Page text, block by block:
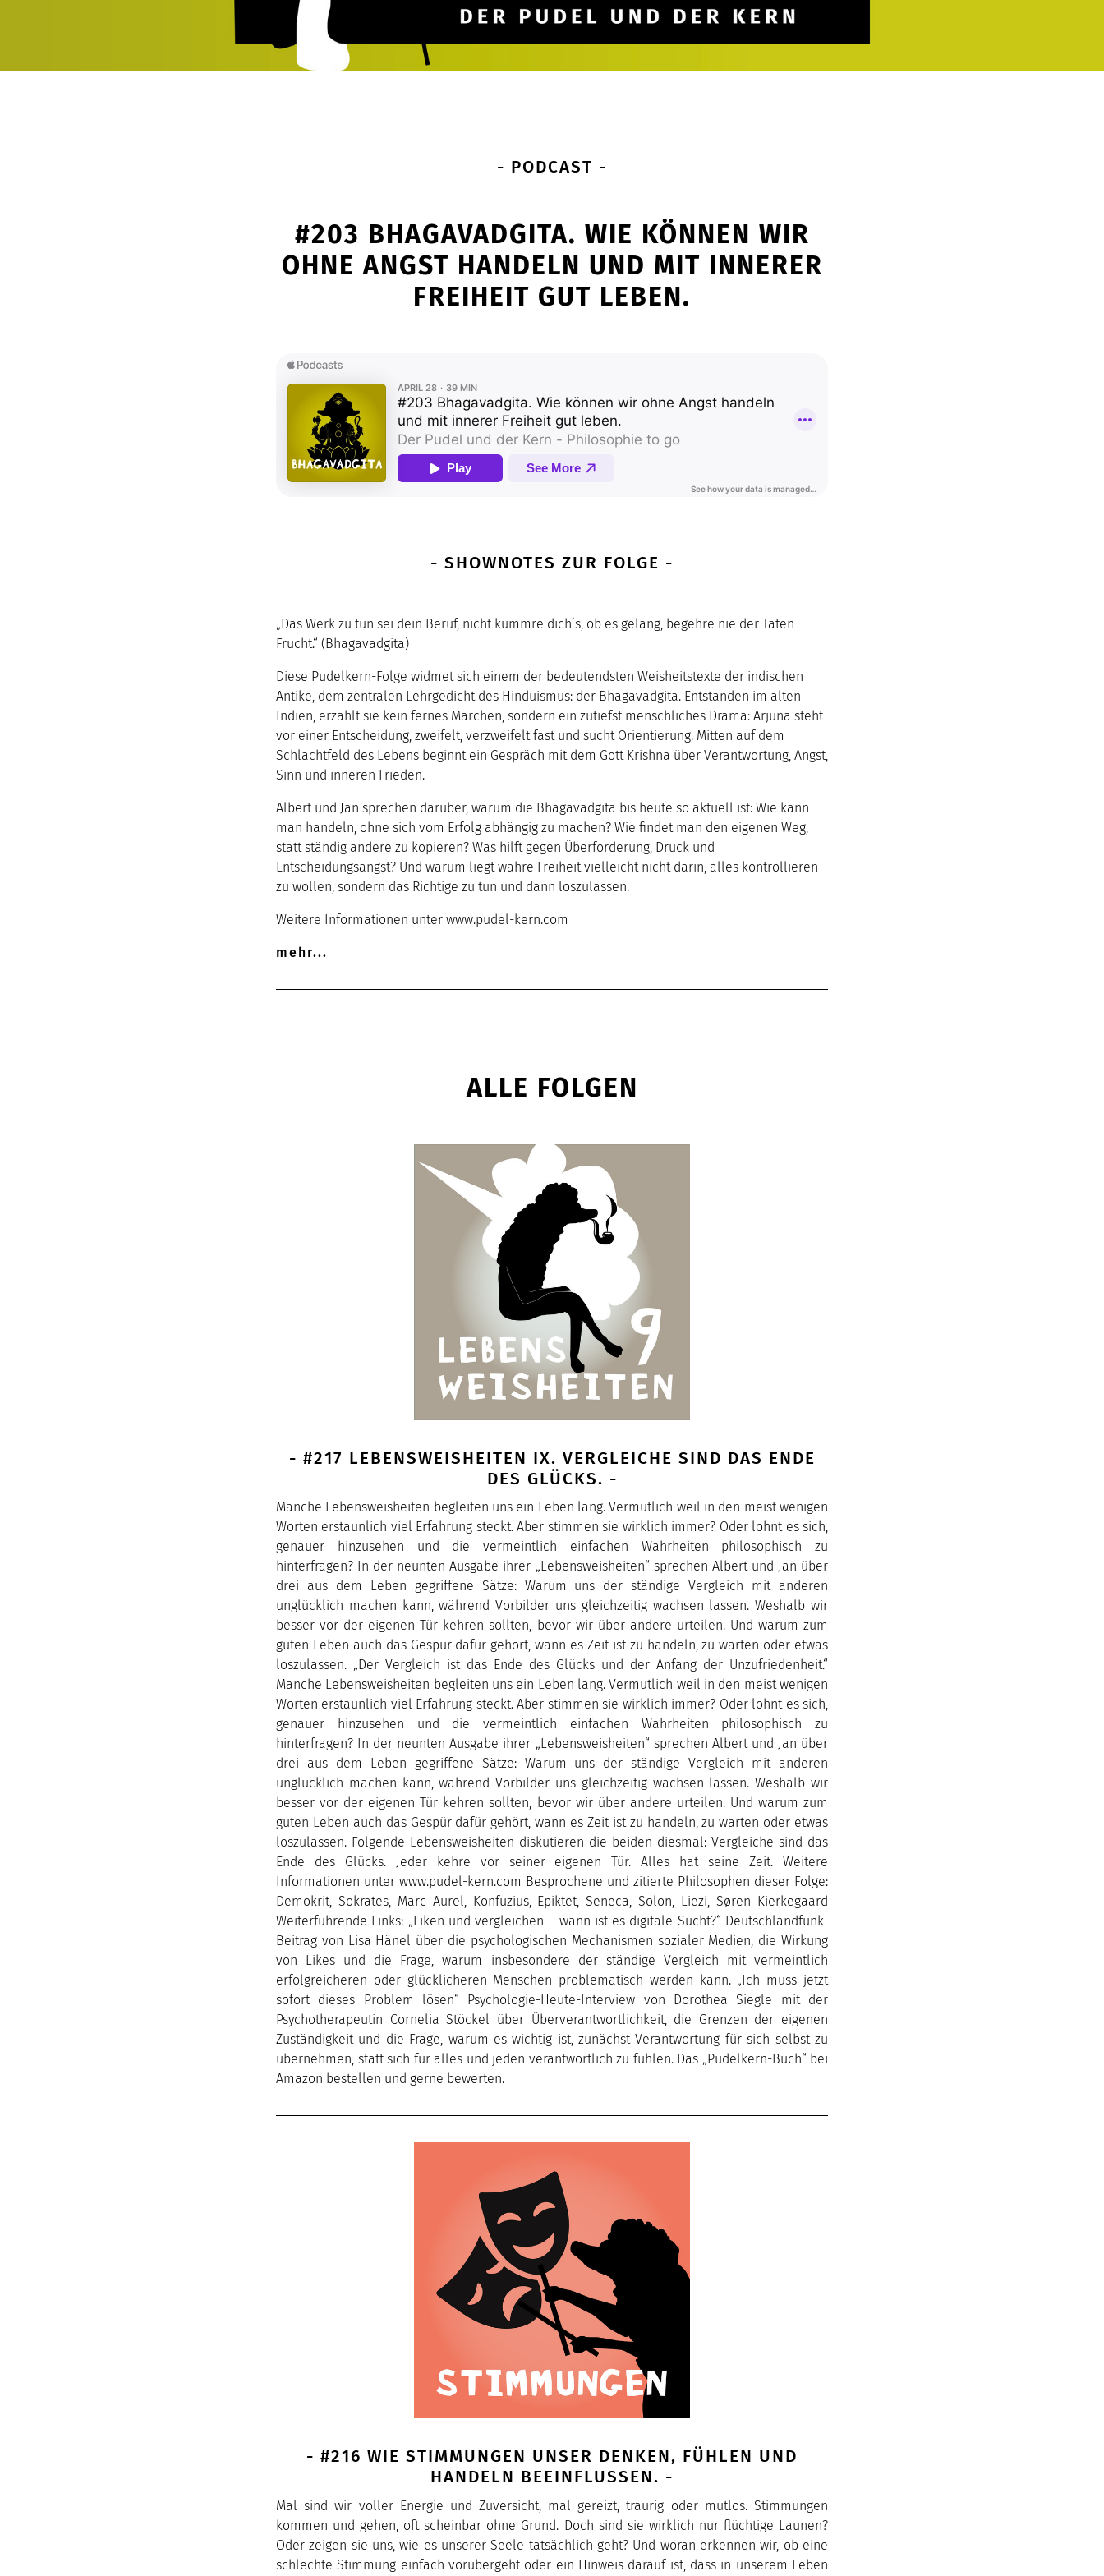
- PODCAST -
#203 BHAGAVADGITA. WIE KÖNNEN WIR
OHNE ANGST HANDELN UND MIT INNERER
FREIHEIT GUT LEBEN.
- SHOWNOTES ZUR FOLGE -
„Das Werk zu tun sei dein Beruf, nicht kümmre dich’s, ob es gelang, begehre nie der Taten
Frucht.“ (Bhagavadgita)
Diese Pudelkern-Folge widmet sich einem der bedeutendsten Weisheitstexte der indischen
Antike, dem zentralen Lehrgedicht des Hinduismus: der Bhagavadgita. Entstanden im alten
Indien, erzählt sie kein fernes Märchen, sondern ein zutiefst menschliches Drama: Arjuna steht
vor einer Entscheidung, zweifelt, verzweifelt fast und sucht Orientierung. Mitten auf dem
Schlachtfeld des Lebens beginnt ein Gespräch mit dem Gott Krishna über Verantwortung, Angst,
Sinn und inneren Frieden.
Albert und Jan sprechen darüber, warum die Bhagavadgita bis heute so aktuell ist: Wie kann
man handeln, ohne sich vom Erfolg abhängig zu machen? Wie findet man den eigenen Weg,
statt ständig andere zu kopieren? Was hilft gegen Überforderung, Druck und
Entscheidungsangst? Und warum liegt wahre Freiheit vielleicht nicht darin, alles kontrollieren
zu wollen, sondern das Richtige zu tun und dann loszulassen.
Weitere Informationen unter www.pudel-kern.com
mehr...
ALLE FOLGEN
- #217 LEBENSWEISHEITEN IX. VERGLEICHE SIND DAS ENDE
DES GLÜCKS. -
Manche Lebensweisheiten begleiten uns ein Leben lang. Vermutlich weil in den meist wenigen
Worten erstaunlich viel Erfahrung steckt. Aber stimmen sie wirklich immer? Oder lohnt es sich,
genauer hinzusehen und die vermeintlich einfachen Wahrheiten philosophisch zu
hinterfragen? In der neunten Ausgabe ihrer „Lebensweisheiten“ sprechen Albert und Jan über
drei aus dem Leben gegriffene Sätze: Warum uns der ständige Vergleich mit anderen
unglücklich machen kann, während Vorbilder uns gleichzeitig wachsen lassen. Weshalb wir
besser vor der eigenen Tür kehren sollten, bevor wir über andere urteilen. Und warum zum
guten Leben auch das Gespür dafür gehört, wann es Zeit ist zu handeln, zu warten oder etwas
loszulassen. „Der Vergleich ist das Ende des Glücks und der Anfang der Unzufriedenheit.“
Manche Lebensweisheiten begleiten uns ein Leben lang. Vermutlich weil in den meist wenigen
Worten erstaunlich viel Erfahrung steckt. Aber stimmen sie wirklich immer? Oder lohnt es sich,
genauer hinzusehen und die vermeintlich einfachen Wahrheiten philosophisch zu
hinterfragen? In der neunten Ausgabe ihrer „Lebensweisheiten“ sprechen Albert und Jan über
drei aus dem Leben gegriffene Sätze: Warum uns der ständige Vergleich mit anderen
unglücklich machen kann, während Vorbilder uns gleichzeitig wachsen lassen. Weshalb wir
besser vor der eigenen Tür kehren sollten, bevor wir über andere urteilen. Und warum zum
guten Leben auch das Gespür dafür gehört, wann es Zeit ist zu handeln, zu warten oder etwas
loszulassen. Folgende Lebensweisheiten diskutieren die beiden diesmal: Vergleiche sind das
Ende des Glücks. Jeder kehre vor seiner eigenen Tür. Alles hat seine Zeit. Weitere
Informationen unter www.pudel-kern.com Besprochene und zitierte Philosophen dieser Folge:
Demokrit, Sokrates, Marc Aurel, Konfuzius, Epiktet, Seneca, Solon, Liezi, Søren Kierkegaard
Weiterführende Links: „Liken und vergleichen – wann ist es digitale Sucht?“ Deutschlandfunk-
Beitrag von Lisa Hänel über die psychologischen Mechanismen sozialer Medien, die Wirkung
von Likes und die Frage, warum insbesondere der ständige Vergleich mit vermeintlich
erfolgreicheren oder glücklicheren Menschen problematisch werden kann. „Ich muss jetzt
sofort dieses Problem lösen“ Psychologie-Heute-Interview von Dorothea Siegle mit der
Psychotherapeutin Cornelia Stöckel über Überverantwortlichkeit, die Grenzen der eigenen
Zuständigkeit und die Frage, warum es wichtig ist, zunächst Verantwortung für sich selbst zu
übernehmen, statt sich für alles und jeden verantwortlich zu fühlen. Das „Pudelkern-Buch“ bei
Amazon bestellen und gerne bewerten.
- #216 WIE STIMMUNGEN UNSER DENKEN, FÜHLEN UND
HANDELN BEEINFLUSSEN. -
Mal sind wir voller Energie und Zuversicht, mal gereizt, traurig oder mutlos. Stimmungen
kommen und gehen, oft scheinbar ohne Grund. Doch sind sie wirklich nur flüchtige Launen?
Oder zeigen sie uns, wie es unserer Seele tatsächlich geht? Und woran erkennen wir, ob eine
schlechte Stimmung einfach vorübergeht oder ein Hinweis darauf ist, dass in unserem Leben